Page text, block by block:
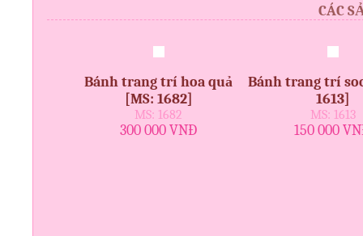
CÁC
Bánh trang trí hoa quả
[MS: 1682]
MS: 1682
300 000 VNĐ
Bánh trang trí
1613]
MS: 1613
150 000